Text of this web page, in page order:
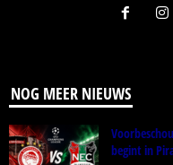
NOG MEER NIEUWS
begint in